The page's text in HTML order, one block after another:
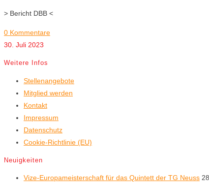
> Bericht DBB <
0 Kommentare
30. Juli 2023
Weitere Infos
Stellenangebote
Mitglied werden
Kontakt
Impressum
Datenschutz
Cookie-Richtlinie (EU)
Neuigkeiten
Vize-Europameisterschaft für das Quintett der TG Neuss